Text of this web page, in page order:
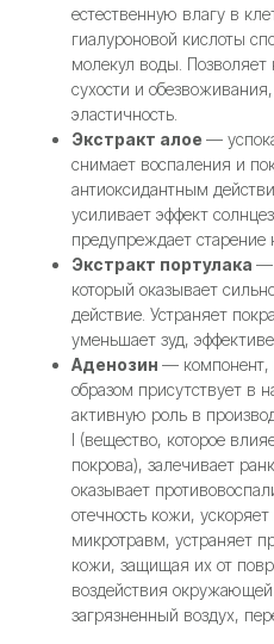
естественную влагу в
гиалуроновой кислоты
молекул воды. Позволяет
сухости и
эластичность.
Экстракт алое —
снимает воспаления и
антиоксидантным
усиливает эффект
предупреждает старение
Экстракт портулака —
который оказывает
действие. Устраняет
уменьшает зуд,
Аденозин — компонент,
образом присутствует в
активную роль в
I (вещество, которое
покрова), залечивает
оказывает
отечность кожи,
микротравм, устраняет
кожи, защищая их от
воздействия
загрязненный воздух,